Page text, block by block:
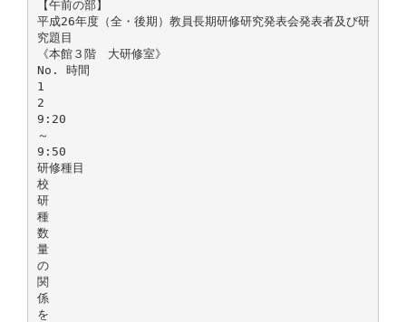
【午前の部】
平成26年度（全・後期）教員長期研修研究発表会発表者及び研
究題目
《本館３階 大研修室》
No. 時間
1
2
9:20
～
9:50
研修種目
校
研
種
数
量
の
関
係
を